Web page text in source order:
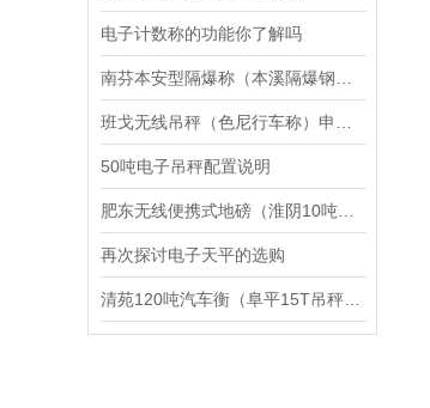
电子计数称的功能你了解吗
50吨电子吊秤配置说明
再次探讨电子天平的选购